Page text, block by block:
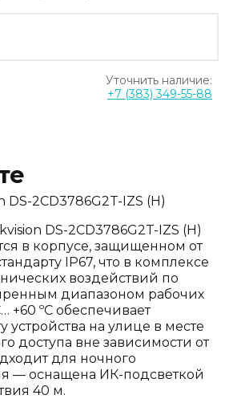
Уточнить наличие:
+7 (383) 349-55-88
DS-2CD3786G2T-IZS (H)
DS-2CD3786G2T-IZS (H)
в корпусе, защищенном от
IP67, что в комплексе
воздействий по
диапазоном рабочих
+60 ºС обеспечивает
устройства на улице в месте
доступа вне зависимости от
для ночного
— оснащена ИК-подсветкой
40 м.